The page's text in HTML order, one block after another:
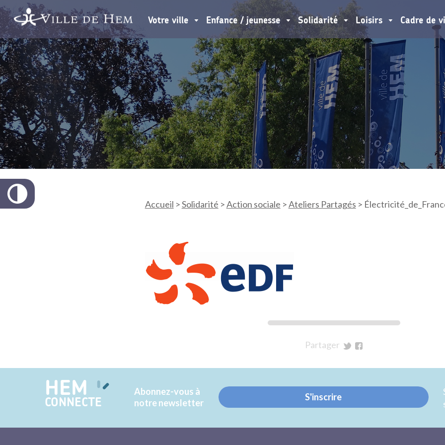
Votre ville Enfance / jeunesse Solidarité Loisirs Cadre de
Accueil >Solidarité >Action sociale >Ateliers Partagés >
Partager
Twitter
Facebook
HEM
CONNECTE
Abonnez-vous à
notre newsletter
S'inscrire